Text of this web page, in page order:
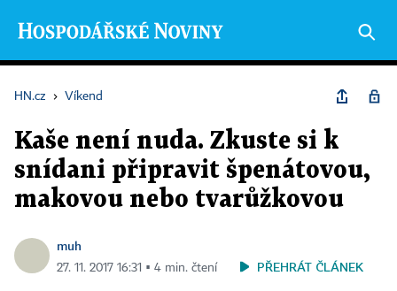
HN.cz › Víkend
Kaše není nuda. Zkuste si k
snídani připravit špenátovou,
makovou nebo tvarůžkovou
muh
27. 11. 2017 16:31 ▪ 4 min. čtení PŘEHRÁT ČLÁNEK